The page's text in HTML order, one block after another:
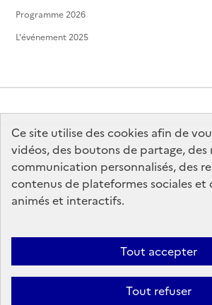
Ce site utilise des cookies afin de
vidéos, des boutons de partage, des
communication personnalisés, des
contenus de plateformes sociales et
animés et interactifs.
Tout accepter
Tout refuser
Programme 2026
L'événement 2025
MINISTÈRE
DE LA CULTURE
data.gouv.fr